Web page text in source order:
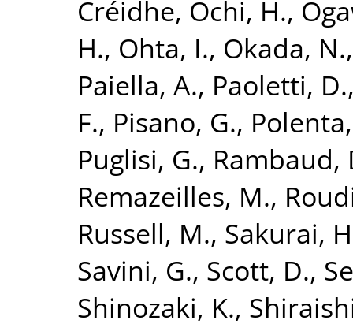
Créidhe, Ochi, H.,
H., Ohta, I., Okada, N.
Paiella, A., Paoletti, D.
F., Pisano, G.,
Puglisi, G., Rambaud,
Remazeilles, M.,
Russell, M., Sakurai,
Savini, G., Scott, D.,
Shinozaki, K.,